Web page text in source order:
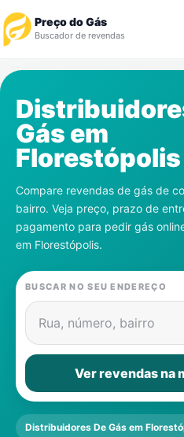
Preço do Gás
Buscador de revendas
Revendedor
Notícias
Cadastre-se
Gás
Contatos
Gás em
Florestópolis
Compare revendas de gás de
bairro. Veja preço, prazo de
pagamento para pedir gás
em Florestópolis.
BUSCAR NO SEU ENDEREÇO
Rua, número, bairro
Ver revendas na
Distribuidores De Gás em